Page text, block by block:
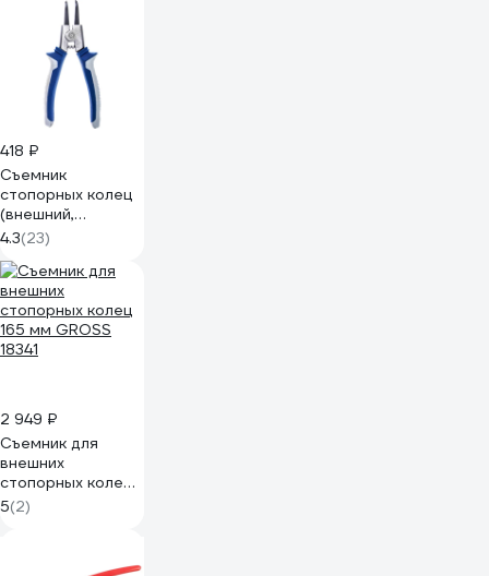
418 ₽
Съемник
стопорных колец
(внешний,
изогнутый)
КОБАЛЬТ 244-223
4.3(23)
2 949 ₽
Съемник для
внешних
стопорных колец
165 мм GROSS
18341
5(2)